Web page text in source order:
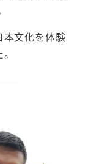
本文化を体験